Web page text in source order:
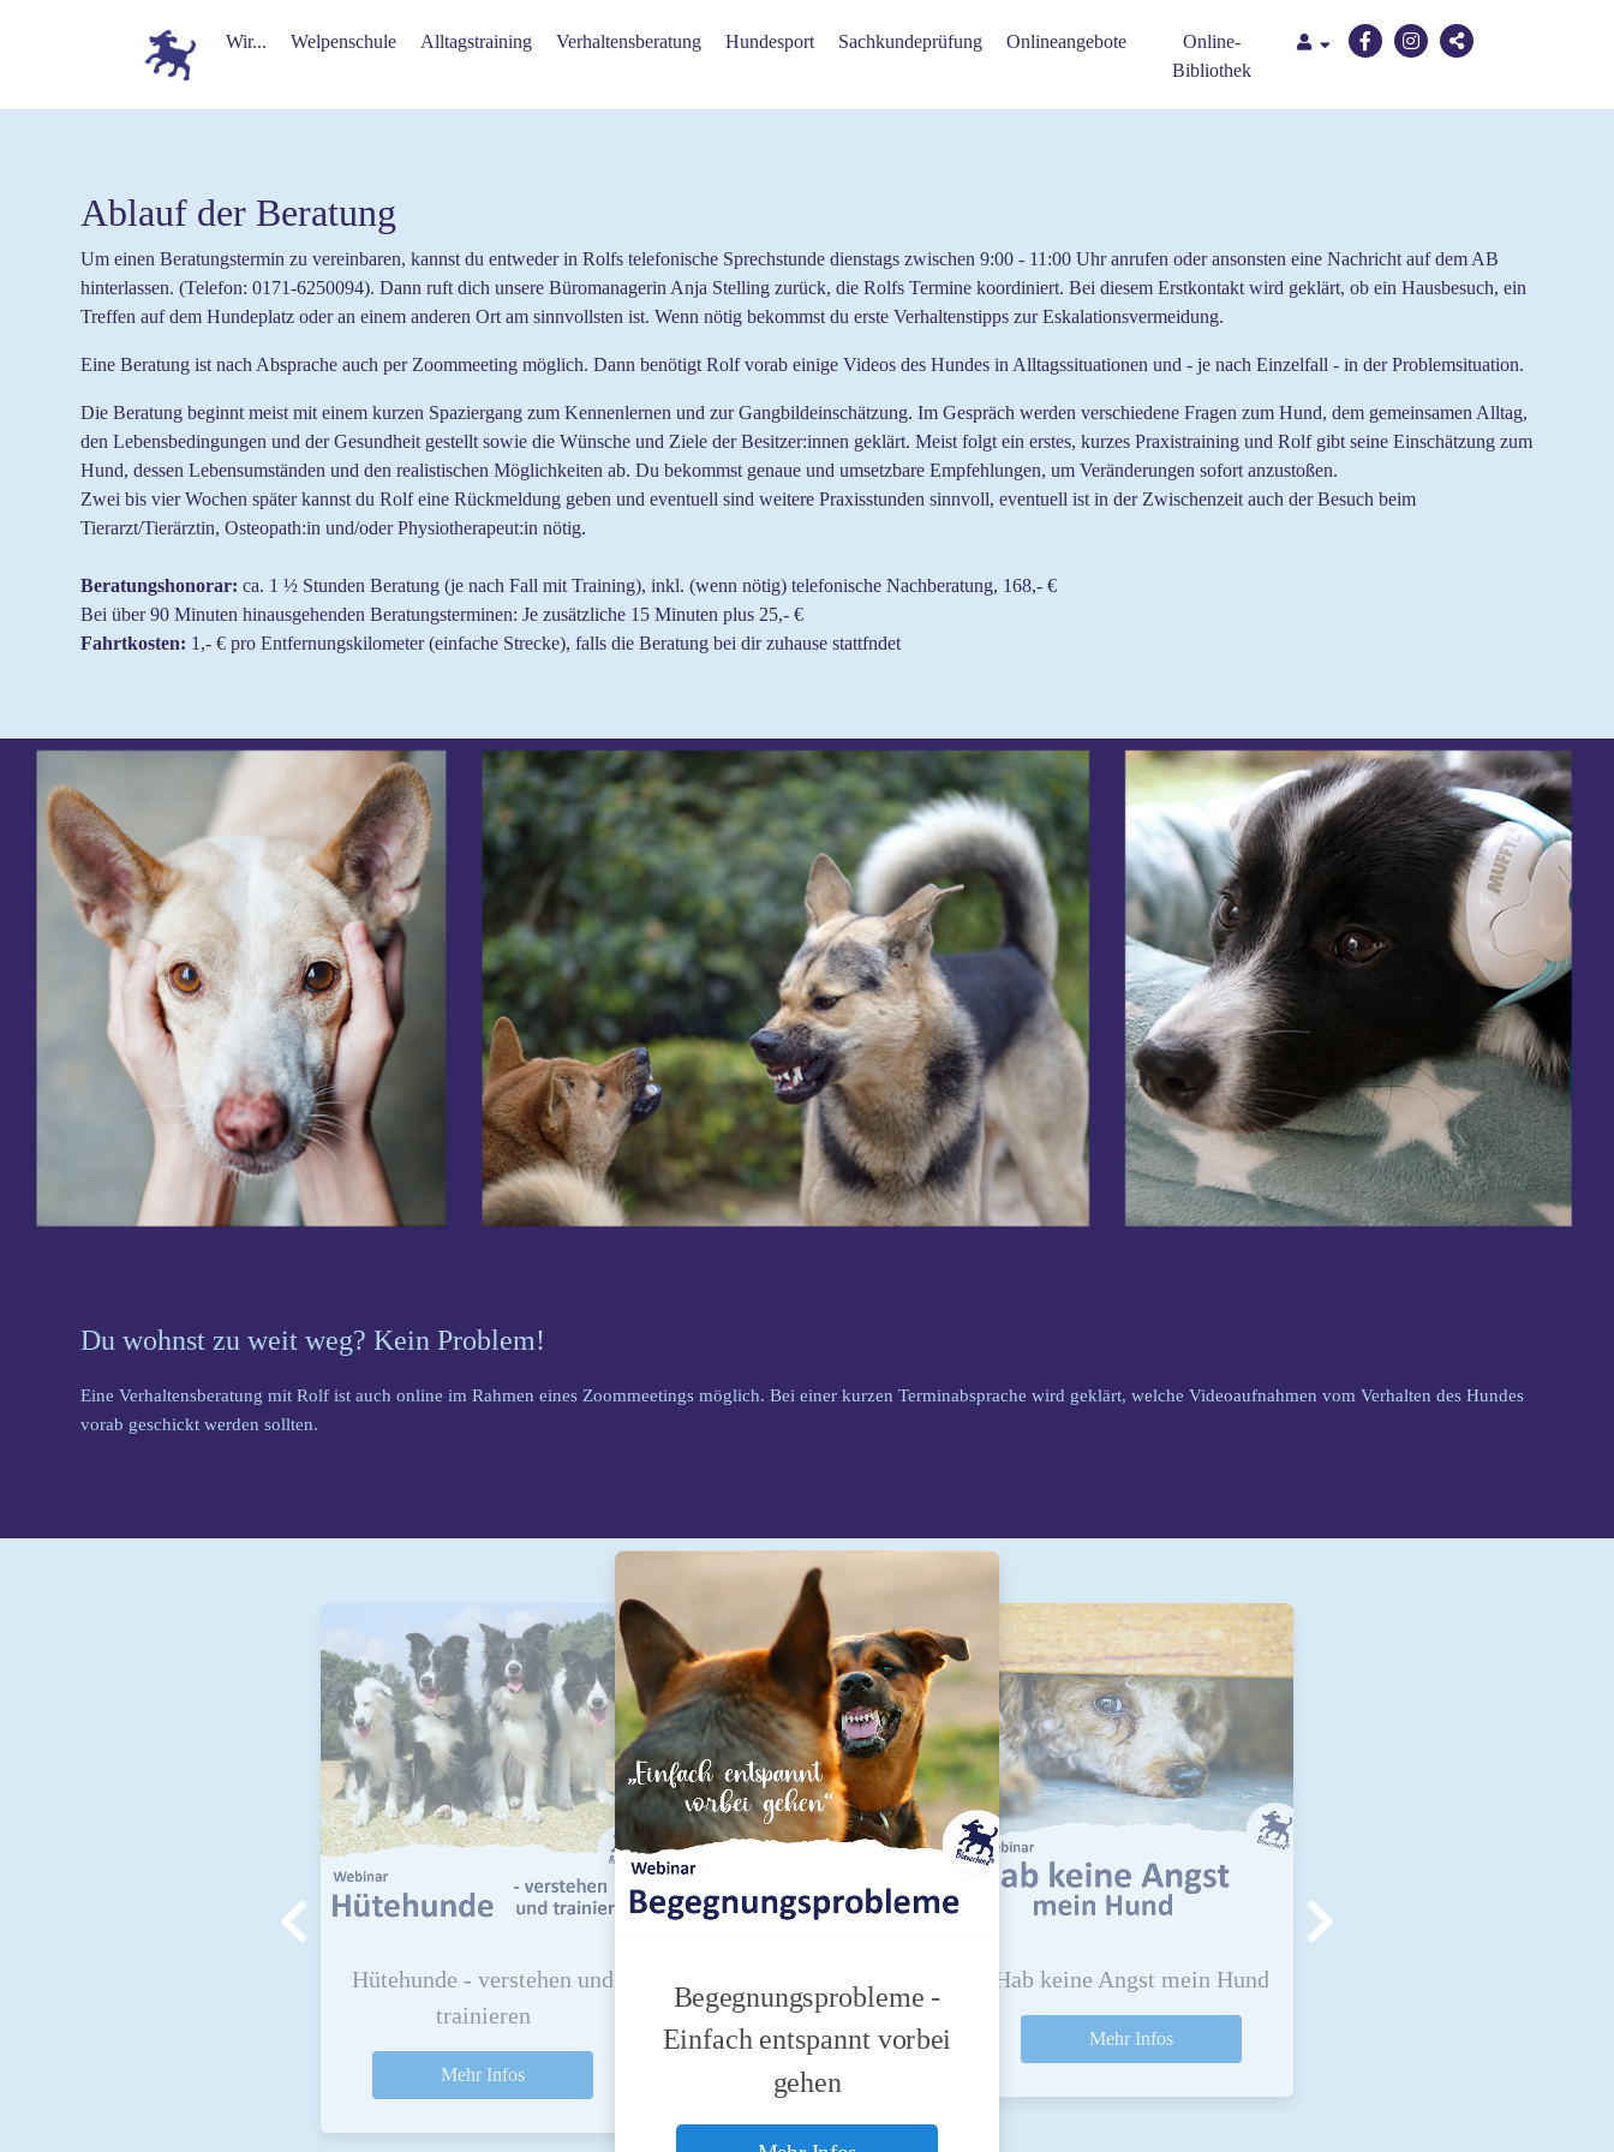
Wir... Welpenschule Alltagstraining Verhaltensberatung Hundesport Sachkundeprüfung Onlineangebote
Online-
Bibliothek
Ablauf der Beratung
Um einen Beratungstermin zu vereinbaren, kannst du entweder in Rolfs telefonische Sprechstunde dienstags zwischen 9:00 - 11:00 Uhr anrufen oder ansonsten eine Nachricht auf dem AB
hinterlassen. (Telefon: 0171-6250094). Dann ruft dich unsere Büromanagerin Anja Stelling zurück, die Rolfs Termine koordiniert. Bei diesem Erstkontakt wird geklärt, ob ein Hausbesuch, ein
Treffen auf dem Hundeplatz oder an einem anderen Ort am sinnvollsten ist. Wenn nötig bekommst du erste Verhaltenstipps zur Eskalationsvermeidung.
Eine Beratung ist nach Absprache auch per Zoommeeting möglich. Dann benötigt Rolf vorab einige Videos des Hundes in Alltagssituationen und - je nach Einzelfall - in der Problemsituation.
Die Beratung beginnt meist mit einem kurzen Spaziergang zum Kennenlernen und zur Gangbildeinschätzung. Im Gespräch werden verschiedene Fragen zum Hund, dem gemeinsamen Alltag,
den Lebensbedingungen und der Gesundheit gestellt sowie die Wünsche und Ziele der Besitzer:innen geklärt. Meist folgt ein erstes, kurzes Praxistraining und Rolf gibt seine Einschätzung zum
Hund, dessen Lebensumständen und den realistischen Möglichkeiten ab. Du bekommst genaue und umsetzbare Empfehlungen, um Veränderungen sofort anzustoßen.
Zwei bis vier Wochen später kannst du Rolf eine Rückmeldung geben und eventuell sind weitere Praxisstunden sinnvoll, eventuell ist in der Zwischenzeit auch der Besuch beim
Tierarzt/Tierärztin, Osteopath:in und/oder Physiotherapeut:in nötig.
Beratungshonorar:ca. 1 ½ Stunden Beratung (je nach Fall mit Training), inkl. (wenn nötig) telefonische Nachberatung, 168,- €
Bei über 90 Minuten hinausgehenden Beratungsterminen: Je zusätzliche 15 Minuten plus 25,- €
Fahrtkosten: 1,- € pro Entfernungskilometer (einfache Strecke), falls die Beratung bei dir zuhause stattfndet
Du wohnst zu weit weg? Kein Problem!
Eine Verhaltensberatung mit Rolf ist auch online im Rahmen eines Zoommeetings möglich. Bei einer kurzen Terminabsprache wird geklärt, welche Videoaufnahmen vom Verhalten des Hundes
vorab geschickt werden sollten.
Begegnungsprobleme -
Einfach entspannt vorbei
gehen
Hab keine Angst mein Hund
Mehr Infos
Hütehunde - verstehen und
trainieren
Mehr Infos